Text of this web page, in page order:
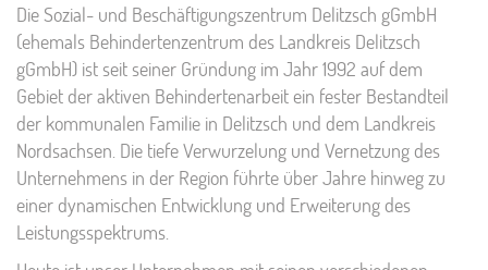
Die Sozial- und Beschäftigungszentrum Delitzsch gGmbH
(ehemals Behindertenzentrum des Landkreis Delitzsch
gGmbH) ist seit seiner Gründung im Jahr 1992 auf dem
Gebiet der aktiven Behindertenarbeit ein fester Bestandteil
der kommunalen Familie in Delitzsch und dem Landkreis
Nordsachsen. Die tiefe Verwurzelung und Vernetzung des
Unternehmens in der Region führte über Jahre hinweg zu
einer dynamischen Entwicklung und Erweiterung des
Leistungsspektrums.